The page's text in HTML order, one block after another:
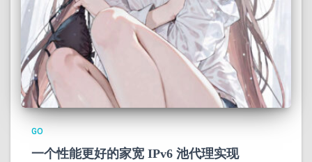
GO
一个性能更好的家宽 IPv6 池代理实现